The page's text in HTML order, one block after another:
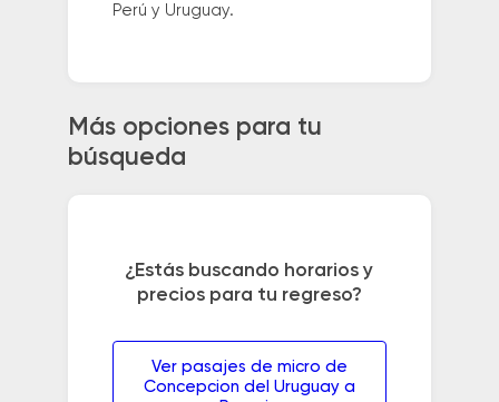
Perú y Uruguay.
Más opciones para tu
búsqueda
¿Estás buscando horarios y
precios para tu regreso?
Ver pasajes de micro de
Concepcion del Uruguay a